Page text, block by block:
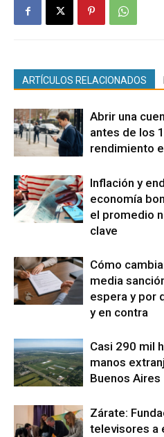
ARTÍCULOS RELACIONADOS
Abrir una
antes de los
rendimiento
Inflación y
economía
el promedio
clave
Cómo
media
espera y por
y en contra
Casi 290 mil
manos
Buenos Aires
Zárate:
televisores a